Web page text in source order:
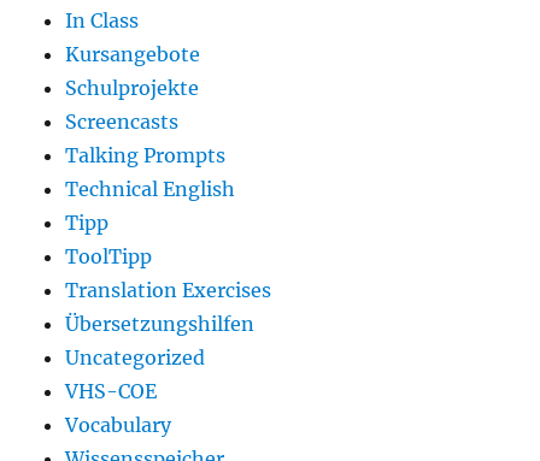
In Class
Kursangebote
Schulprojekte
Screencasts
Talking Prompts
Technical English
Tipp
ToolTipp
Translation Exercises
Übersetzungshilfen
Uncategorized
VHS-COE
Vocabulary